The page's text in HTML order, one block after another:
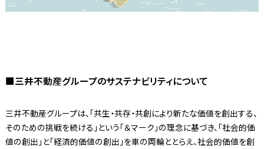
■三井不動産グループのサステナビリティについて
三井不動産グループは、「共生・共存・共創により新たな価値を創出する、
そのための挑戦を続ける」という「＆マーク」の理念に基づき、「社会的価
値の創出」と「経済的価値の創出」を車の両輪ととらえ、社会的価値を創